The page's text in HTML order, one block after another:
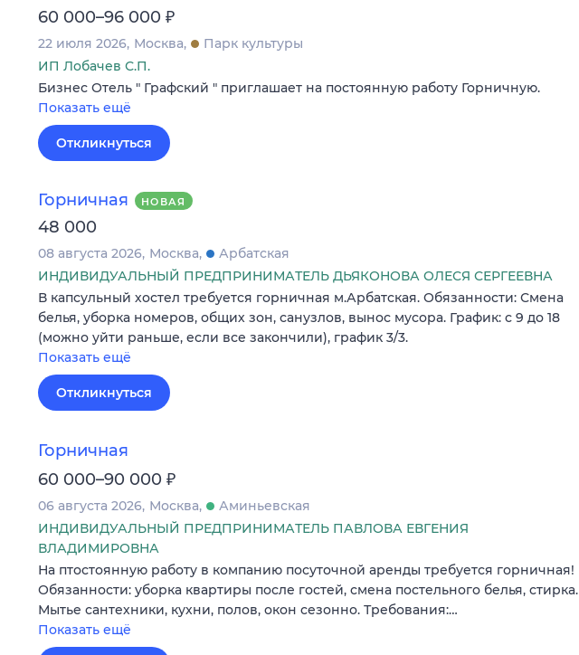
60 000–96 000 ₽
22 июля 2026 Москва
Парк культуры
ИП Лобачев С.П.
Бизнес Отель " Графский " приглашает на постоянную работу Горничную.
Показать ещё
Откликнуться
Горничная НОВАЯ
48 000
08 августа 2026 Москва
Арбатская
ИНДИВИДУАЛЬНЫЙ ПРЕДПРИНИМАТЕЛЬ ДЬЯКОНОВА ОЛЕСЯ СЕРГЕЕВНА
В капсульный хостел требуется горничная м.Арбатская. Обязанности: Смена
белья, уборка номеров, общих зон, санузлов, вынос мусора. График: с 9 до 18
(можно уйти раньше, если все закончили), график 3/3.
Показать ещё
Откликнуться
Горничная
60 000–90 000 ₽
06 августа 2026 Москва
Аминьевская
ИНДИВИДУАЛЬНЫЙ ПРЕДПРИНИМАТЕЛЬ ПАВЛОВА ЕВГЕНИЯ
ВЛАДИМИРОВНА
На птостоянную работу в компанию посуточной аренды требуется горничная!
Обязанности: уборка квартиры после гостей, смена постельного белья, стирка.
Мытье сантехники, кухни, полов, окон сезонно. Требования:…
Показать ещё